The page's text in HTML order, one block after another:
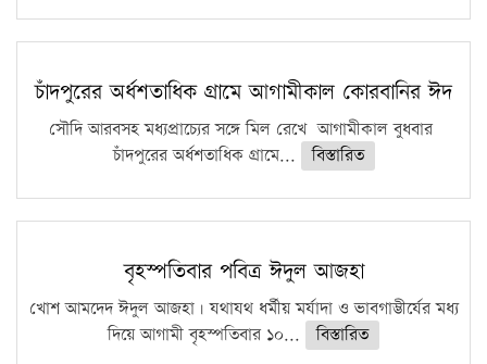
চাঁদপুরের অর্ধশতাধিক গ্রামে আগামীকাল কোরবানির ঈদ
সৌদি আরবসহ মধ্যপ্রাচ্যের সঙ্গে মিল রেখে আগামীকাল বুধবার
চাঁদপুরের অর্ধশতাধিক গ্রামে...
বিস্তারিত
বৃহস্পতিবার পবিত্র ঈদুল আজহা
খোশ আমদেদ ঈদুল আজহা। যথাযথ ধর্মীয় মর্যাদা ও ভাবগাম্ভীর্যের মধ্য
দিয়ে আগামী বৃহস্পতিবার ১০...
বিস্তারিত